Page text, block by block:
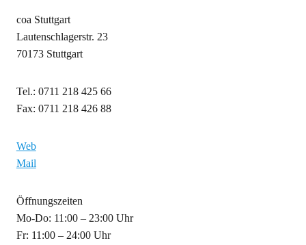
coa Stuttgart
Lautenschlagerstr. 23
70173 Stuttgart
Tel.: 0711 218 425 66
Fax: 0711 218 426 88
Web
Mail
Öffnungszeiten
Mo-Do: 11:00 – 23:00 Uhr
Fr: 11:00 – 24:00 Uhr